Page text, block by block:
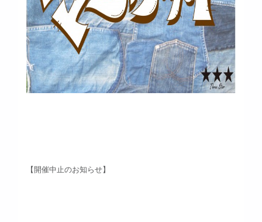
【開催中止のお知らせ】